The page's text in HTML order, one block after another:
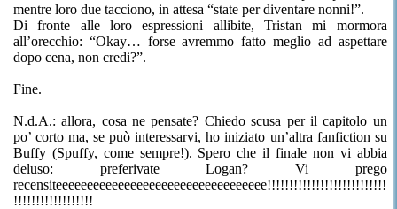
mentre loro due tacciono, in attesa “state per diventare nonni!”.
Di fronte alle loro espressioni allibite, Tristan mi mormora
all’orecchio: “Okay… forse avremmo fatto meglio ad aspettare
dopo cena, non credi?”.
Fine.
N.d.A.: allora, cosa ne pensate? Chiedo scusa per il capitolo un
po’ corto ma, se può interessarvi, ho iniziato un’altra fanfiction su
Buffy (Spuffy, come sempre!). Spero che il finale non vi abbia
deluso: preferivate Logan? Vi prego
recensiteeeeeeeeeeeeeeeeeeeeeeeeeeeeeeeeee!!!!!!!!!!!!!!!!!!!!!!!!!!!
!!!!!!!!!!!!!!!!!!